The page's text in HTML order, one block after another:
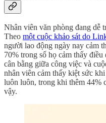
Nhân viên văn phòng đang dễ
Theo một cuộc khảo sát do
người lao động ngày nay cảm
70% trong số họ cảm thấy
cân bằng giữa công việc và
nhân viên cảm thấy kiệt sức
luôn luôn, trong khi thêm 44%
vậy.